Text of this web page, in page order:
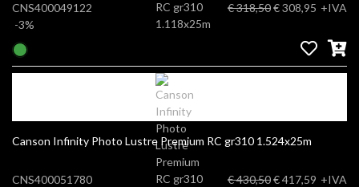
CNS400049122
-3%
€ 318,50€ 308,95 +IVA
Canson Infinity Photo Lustre Premium RC gr310 1.524x25m
CNS400051780
€ 430,50€ 417,59 +IVA